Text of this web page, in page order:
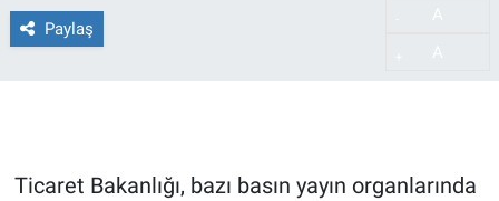
Paylaş
Ticaret Bakanlığı, bazı basın yayın organlarında